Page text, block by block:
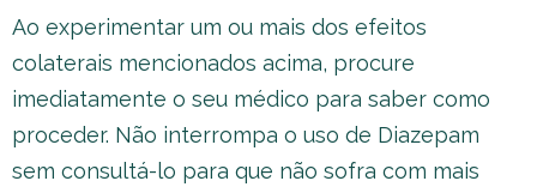
Ao experimentar um ou mais dos efeitos
colaterais mencionados acima, procure
imediatamente o seu médico para saber como
proceder. Não interrompa o uso de Diazepam
sem consultá-lo para que não sofra com mais